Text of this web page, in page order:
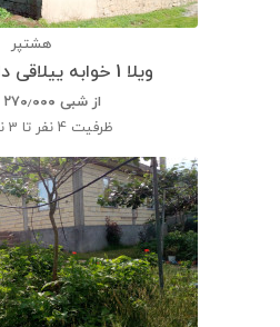
هشتپر
ویلا 1 خوابه ییلاقی دارای پارکینگ
از شبی ۲۷۰٫۰۰۰
ظرفیت 4 نفر تا 3 نفر اضافه